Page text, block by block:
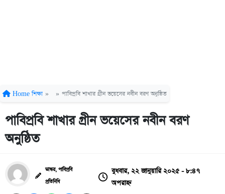
Home শিক্ষা » » পাবিপ্রবি শাখার গ্রীন ভয়েসের নবীন বরণ অনুষ্ঠিত
পাবিপ্রবি শাখার গ্রীন ভয়েসের নবীন বরণ
অনুষ্ঠিত
ভাস্কর, পাবিপ্রবি
প্রতিনিধি
বুধবার, ২২ জানুয়ারি ২০২৫ - ৮:৪৭
অপরাহ্ন